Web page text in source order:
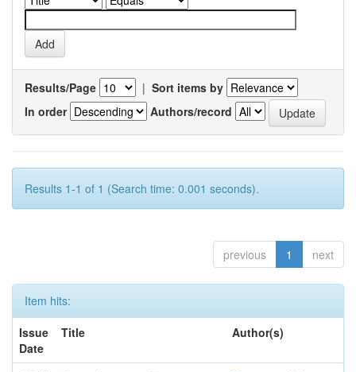
Results/Page | Sort items by
In order
Authors/record
Results 1-1 of 1 (Search time: 0.001 seconds).
previous 1 next
Item hits:
Issue
Date
Title Author(s)